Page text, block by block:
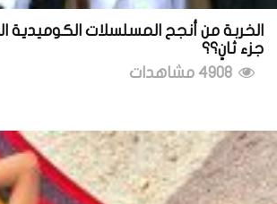
الخربة من أنجح المسلسلات الكوميدية
جزء ثانٍ؟؟